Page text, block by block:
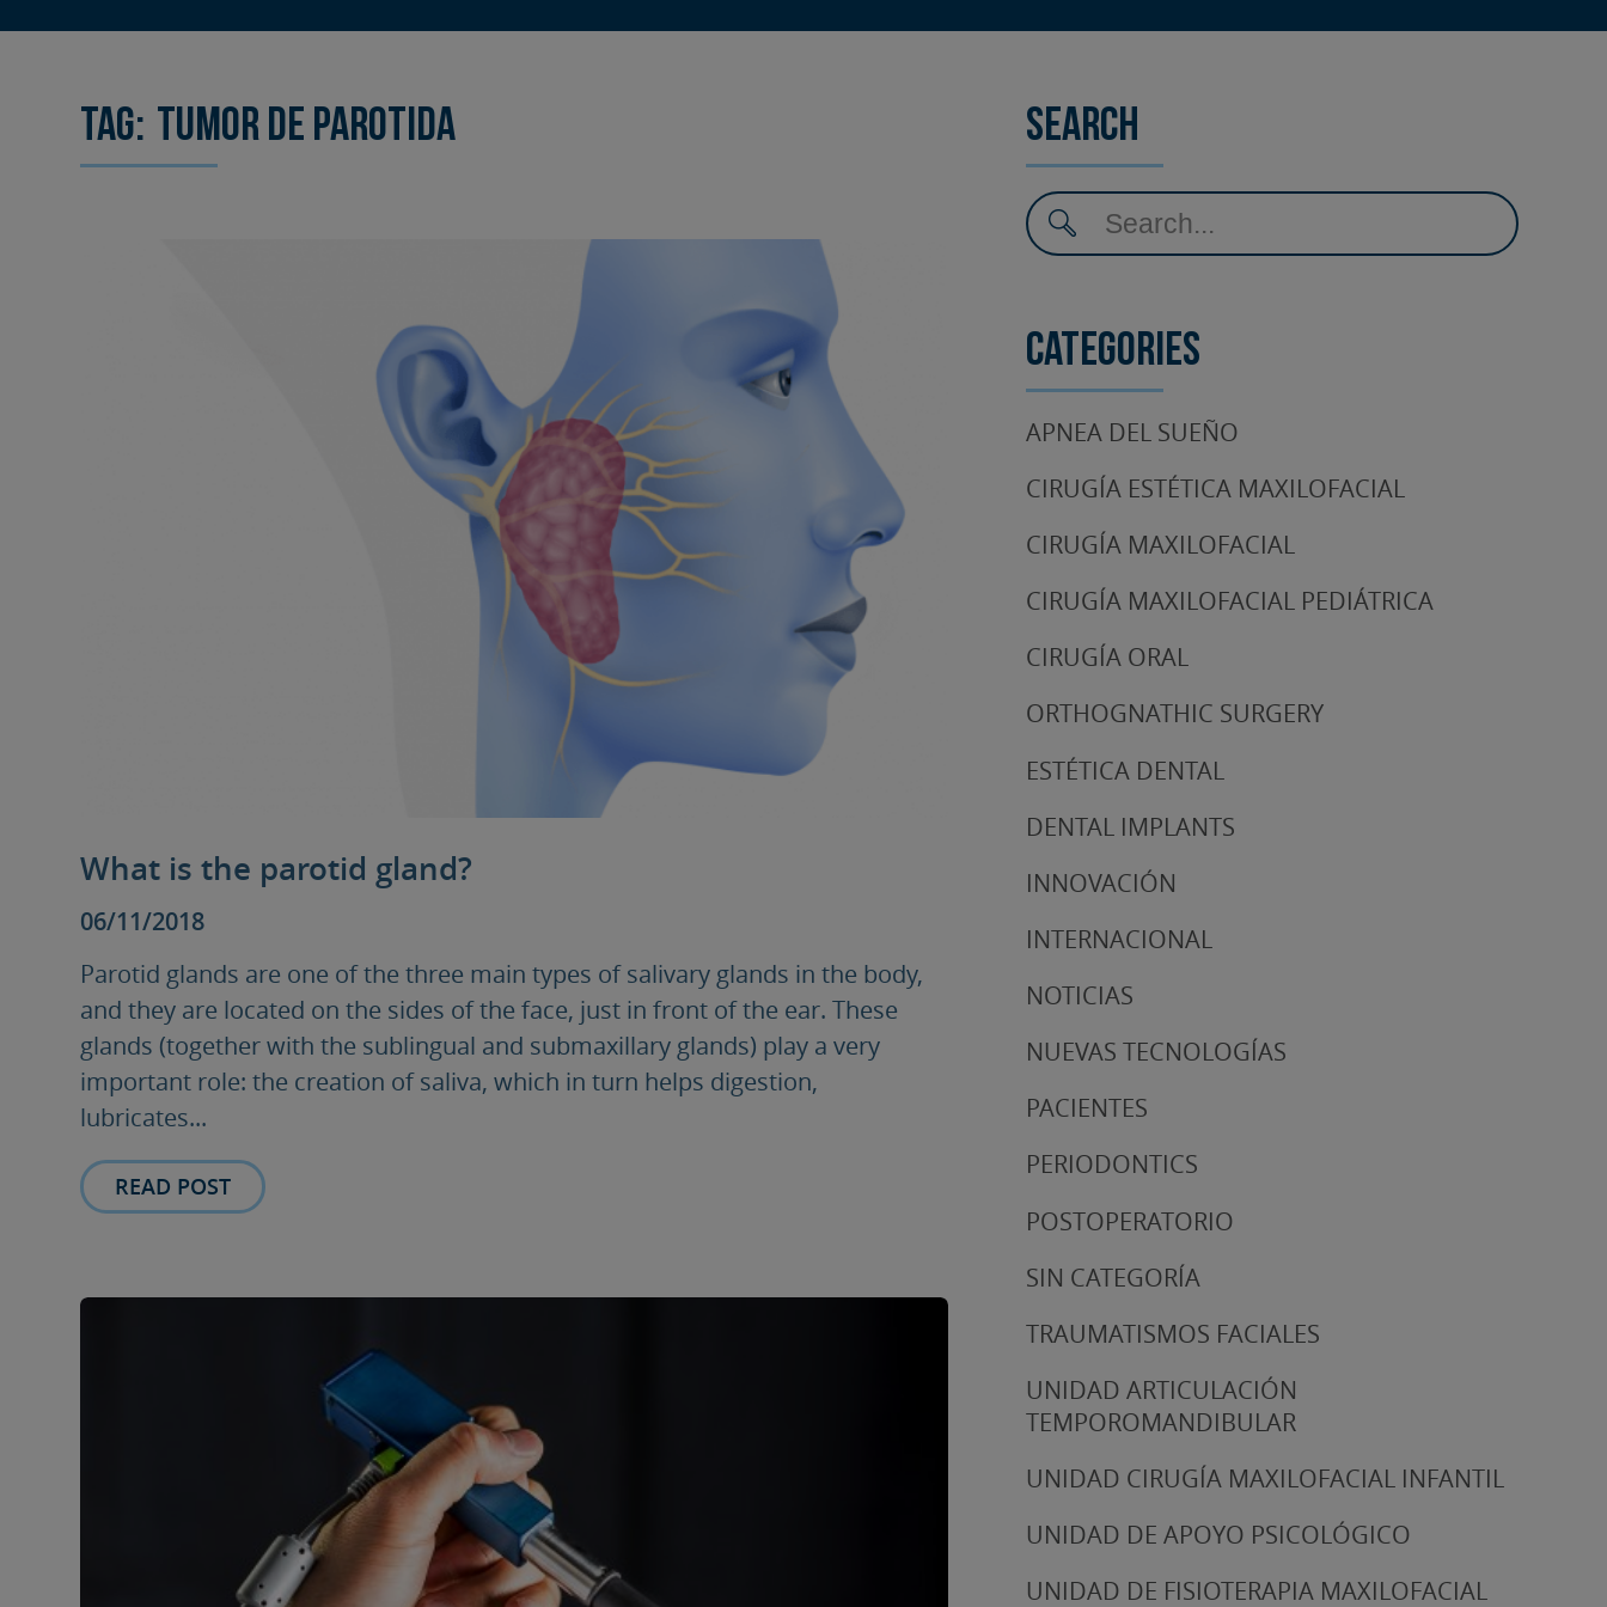
Tag: tumor de parotida
What is the parotid gland?
06/11/2018
Parotid glands are one of the three main types of salivary glands in the body,
and they are located on the sides of the face, just in front of the ear. These
glands (together with the sublingual and submaxillary glands) play a very
important role: the creation of saliva, which in turn helps digestion,
lubricates...
READ POST
Search
Categories
APNEA DEL SUEÑO
CIRUGÍA ESTÉTICA MAXILOFACIAL
CIRUGÍA MAXILOFACIAL
CIRUGÍA MAXILOFACIAL PEDIÁTRICA
CIRUGÍA ORAL
ORTHOGNATHIC SURGERY
ESTÉTICA DENTAL
DENTAL IMPLANTS
INNOVACIÓN
INTERNACIONAL
NOTICIAS
NUEVAS TECNOLOGÍAS
PACIENTES
PERIODONTICS
POSTOPERATORIO
SIN CATEGORÍA
TRAUMATISMOS FACIALES
UNIDAD ARTICULACIÓN
TEMPOROMANDIBULAR
UNIDAD CIRUGÍA MAXILOFACIAL INFANTIL
UNIDAD DE APOYO PSICOLÓGICO
UNIDAD DE FISIOTERAPIA MAXILOFACIAL